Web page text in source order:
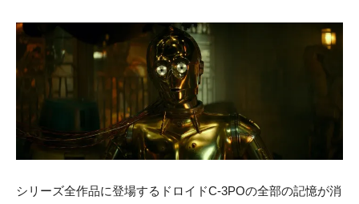
シリーズ全作品に登場するドロイドC-3POの全部の記憶が消